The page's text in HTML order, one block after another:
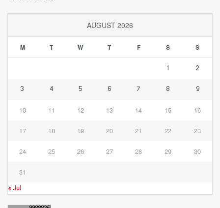
AUGUST 2026
M T W T F S S
1 2
3 4 5 6 7 8 9
10 11 12 13 14 15 16
17 18 19 20 21 22 23
24 25 26 27 28 29 30
31
« Jul